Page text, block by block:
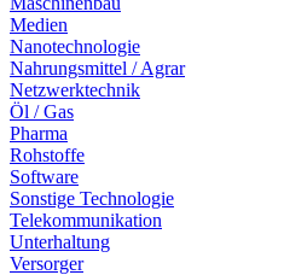
Medien
Nanotechnologie
Nahrungsmittel / Agrar
Netzwerktechnik
Öl / Gas
Pharma
Rohstoffe
Software
Sonstige Technologie
Telekommunikation
Unterhaltung
Versorger